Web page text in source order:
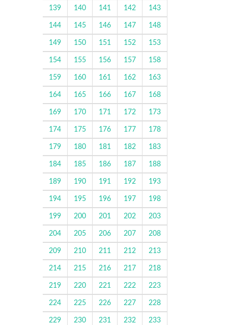
139 140 141 142 143
144 145 146 147 148
149 150 151 152 153
154 155 156 157 158
159 160 161 162 163
164 165 166 167 168
169 170 171 172 173
174 175 176 177 178
179 180 181 182 183
184 185 186 187 188
189 190 191 192 193
194 195 196 197 198
199 200 201 202 203
204 205 206 207 208
209 210 211 212 213
214 215 216 217 218
219 220 221 222 223
224 225 226 227 228
229 230 231 232 233